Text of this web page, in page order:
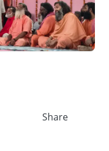
Share